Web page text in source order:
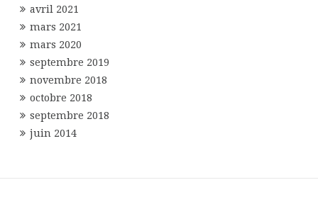
avril 2021
mars 2021
mars 2020
septembre 2019
novembre 2018
octobre 2018
septembre 2018
juin 2014